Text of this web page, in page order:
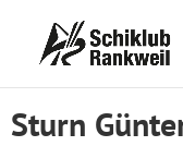
Sturn